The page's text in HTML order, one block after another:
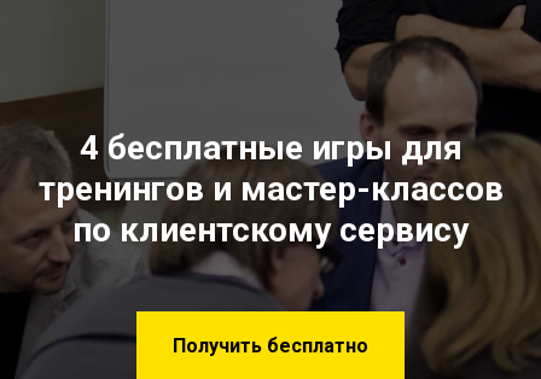
4 бесплатные игры для
тренингов и мастер-классов
по клиентскому сервису
Получить бесплатно